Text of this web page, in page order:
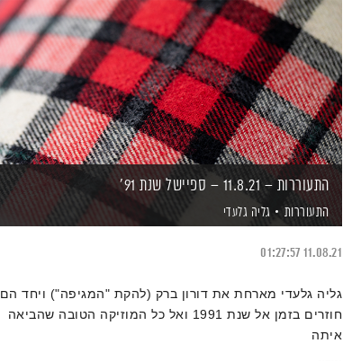
התעוררות – 11.8.21 – ספיישל שנת 91'
התעוררות גליה גלעדי
11.08.21
01:27:57
גליה גלעדי מארחת את דורון ברק (להקת "המגיפה") ויחד הם
חוזרים בזמן אל שנת 1991 ואל כל המוזיקה הטובה שהביאה
איתה